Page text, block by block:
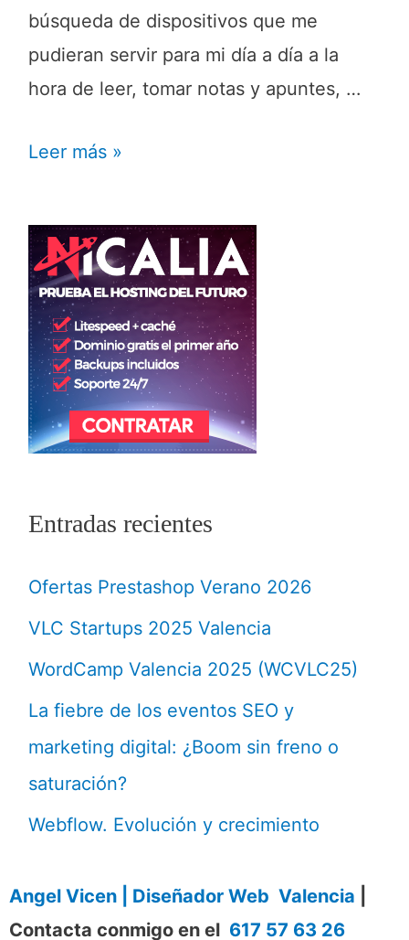
búsqueda de dispositivos que me
pudieran servir para mi día a día a la
hora de leer, tomar notas y apuntes, …
Leer más »
Entradas recientes
Ofertas Prestashop Verano 2026
VLC Startups 2025 Valencia
WordCamp Valencia 2025 (WCVLC25)
La fiebre de los eventos SEO y
marketing digital: ¿Boom sin freno o
saturación?
Webflow. Evolución y crecimiento
Angel Vicen | Diseñador Web Valencia
Contacta conmigo en el 617 57 63 26